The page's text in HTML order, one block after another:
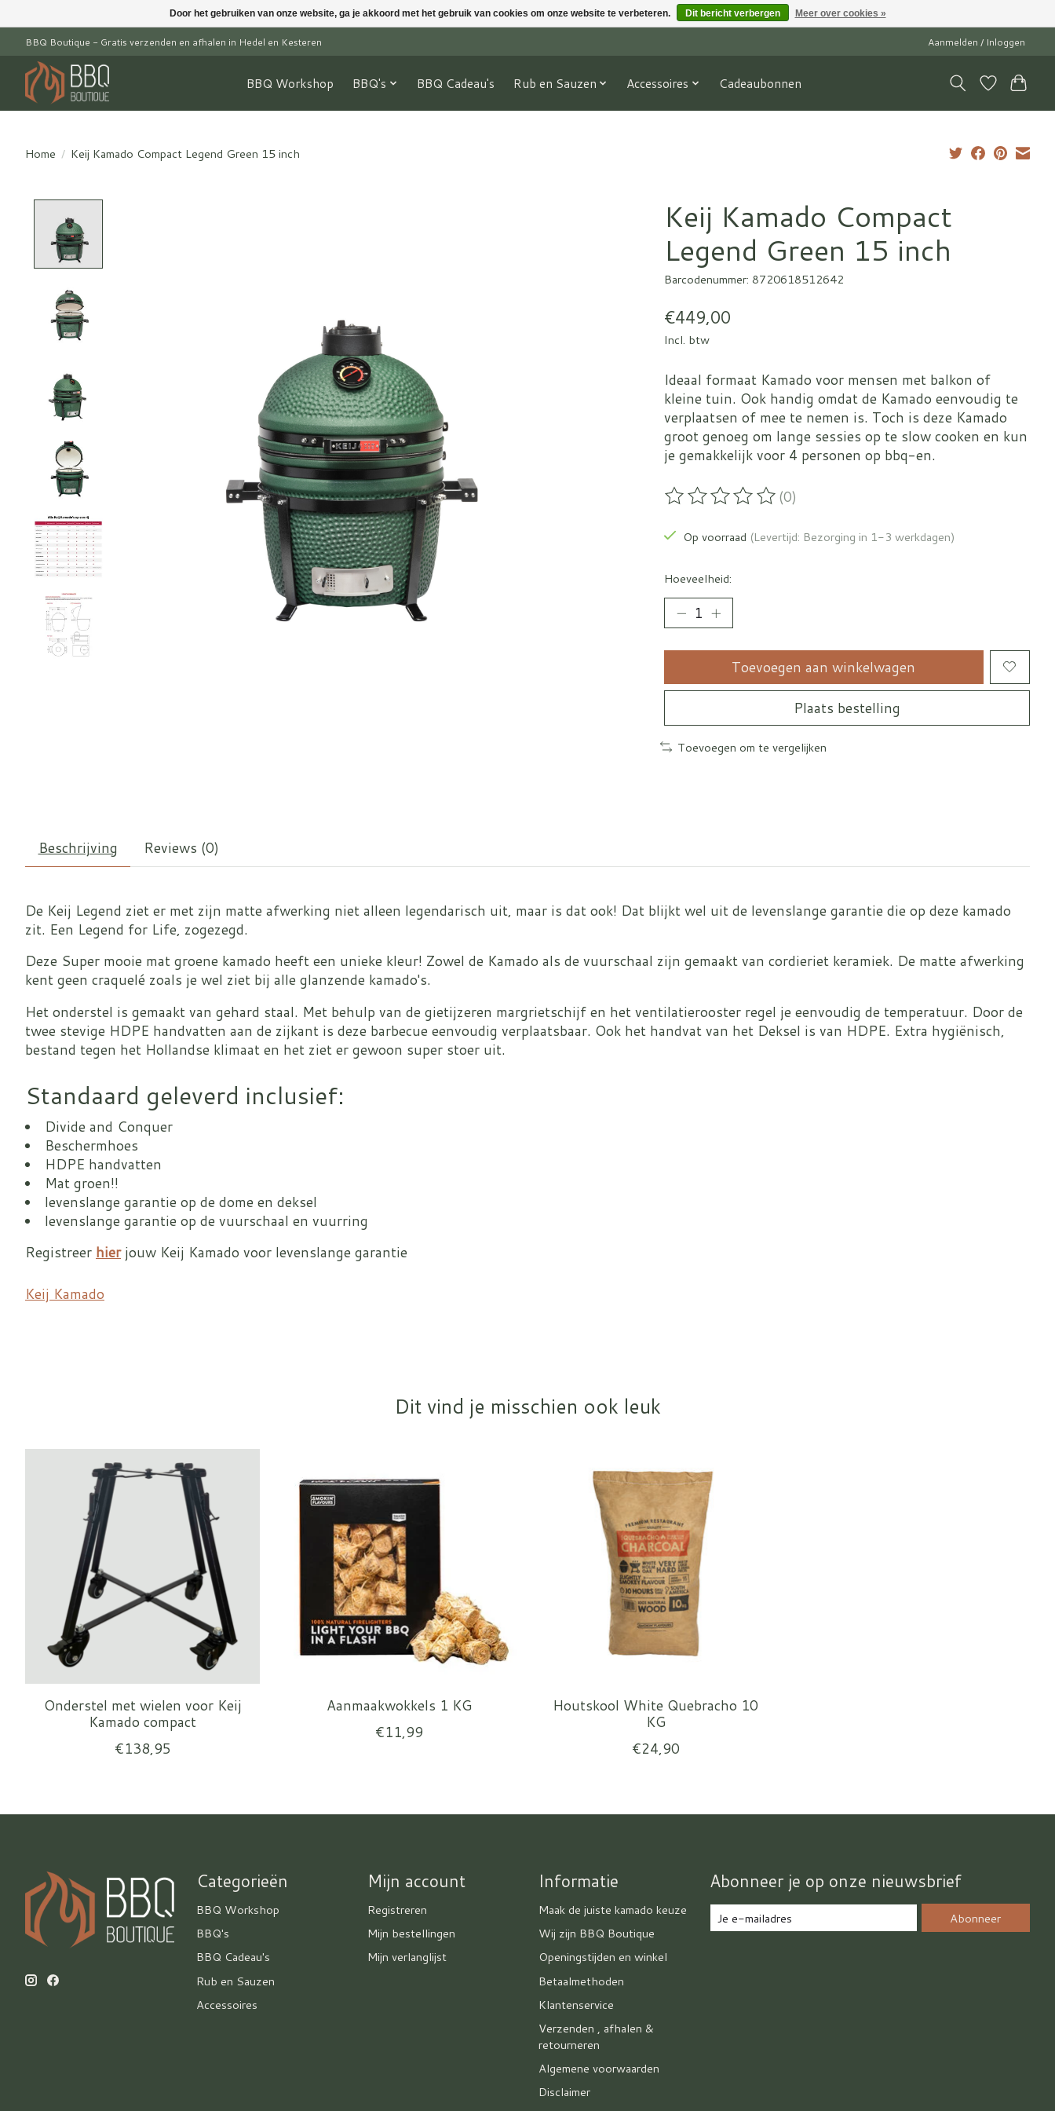
BBQ Boutique - Gratis verzenden en afhalen in Hedel en Kesteren Aanmelden / Inloggen
BBQ Workshop BBQ's BBQ Cadeau's Rub en Sauzen Accessoires Cadeaubonnen
Home / Keij Kamado Compact Legend Green 15 inch
Keij Kamado Compact
Legend Green 15 inch
Barcodenummer: 8720618512642
€449,00
Incl. btw
Ideaal formaat Kamado voor mensen met balkon of
kleine tuin. Ook handig omdat de Kamado eenvoudig te
verplaatsen of mee te nemen is. Toch is deze Kamado
groot genoeg om lange sessies op te slow cooken en kun
je gemakkelijk voor 4 personen op bbq-en.
De beoordeling van dit product is
(0)
Op voorraad (Levertijd: Bezorging in 1-3 werkdagen)
Hoeveelheid:
Toevoegen aan winkelwagen
Plaats bestelling
Toevoegen om te vergelijken
Beschrijving Reviews (0)
De Keij Legend ziet er met zijn matte afwerking niet alleen legendarisch uit, maar is dat ook! Dat blijkt wel uit de levenslange garantie die op deze kamado
zit. Een Legend for Life, zogezegd.
Deze Super mooie mat groene kamado heeft een unieke kleur! Zowel de Kamado als de vuurschaal zijn gemaakt van cordieriet keramiek. De matte afwerking
kent geen craquelé zoals je wel ziet bij alle glanzende kamado's.
Het onderstel is gemaakt van gehard staal. Met behulp van de gietijzeren margrietschijf en het ventilatierooster regel je eenvoudig de temperatuur. Door de
twee stevige HDPE handvatten aan de zijkant is deze barbecue eenvoudig verplaatsbaar. Ook het handvat van het Deksel is van HDPE. Extra hygiënisch,
bestand tegen het Hollandse klimaat en het ziet er gewoon super stoer uit.
Standaard geleverd inclusief:
Divide and Conquer
Beschermhoes
HDPE handvatten
Mat groen!!
levenslange garantie op de dome en deksel
levenslange garantie op de vuurschaal en vuurring
Registreer hierjouw Keij Kamado voor levenslange garantie
Keij Kamado
Dit vind je misschien ook leuk
Items van productcarrousel
Onderstel met wielen voor Keij
Kamado compact
€138,95
Aanmaakwokkels 1 KG
€11,99
Houtskool White Quebracho 10
KG
€24,90
Categorieën
BBQ Workshop
BBQ's
BBQ Cadeau's
Rub en Sauzen
Accessoires
Mijn account
Registreren
Mijn bestellingen
Mijn verlanglijst
Informatie
Maak de juiste kamado keuze
Wij zijn BBQ Boutique
Openingstijden en winkel
Betaalmethoden
Klantenservice
Verzenden , afhalen &
retourneren
Algemene voorwaarden
Disclaimer
Abonneer je op onze nieuwsbrief
Abonneer
Door het gebruiken van onze website, ga je akkoord met het gebruik van cookies om onze website te verbeteren. Dit bericht verbergen Meer over cookies »